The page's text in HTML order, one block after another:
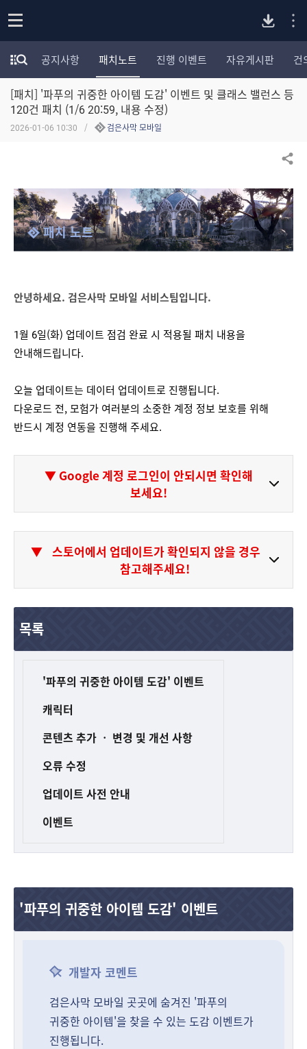
p
e
n
운
로
모
험
가
포
카
전
체
보
기
공지사항 패치노트 진행 이벤트 자유게시판 건
[패치] '파푸의 귀중한 아이템 도감' 이벤트 및 클래스 밸런스 등
120건 패치 (1/6 20:59, 내용 수정)
2026-01-06 10:30 검은사막 모바일
공유하기
패치 노트
안녕하세요. 검은사막 모바일 서비스팀입니다.
1월 6일(화) 업데이트 점검 완료 시 적용될 패치 내용을
안내해드립니다.
오늘 업데이트는 데이터 업데이트로 진행됩니다.
다운로드 전, 모험가 여러분의 소중한 계정 정보 보호를 위해
반드시 계정 연동을 진행해 주세요.
▼ Google 계정 로그인이 안되시면 확인해
보세요!
▼ 스토어에서 업데이트가 확인되지 않을 경우
참고해주세요!
목록
'파푸의 귀중한 아이템 도감' 이벤트
캐릭터
콘텐츠 추가 ㆍ 변경 및 개선 사항
오류 수정
업데이트 사전 안내
이벤트
'파푸의 귀중한 아이템 도감' 이벤트
개발자 코멘트
검은사막 모바일 곳곳에 숨겨진 '파푸의
귀중한 아이템'을 찾을 수 있는 도감 이벤트가
진행됩니다.